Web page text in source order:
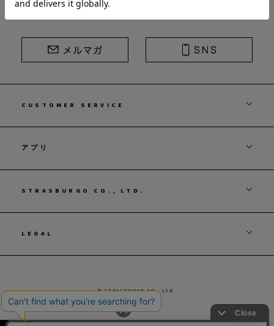
CUSTOMER SERVICE
アプリ
STRASBURGO CO., LTD.
LEGAL
© STRASBURGO CO., LTD.